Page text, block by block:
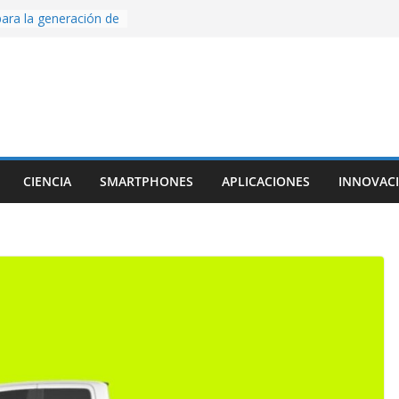
la generación de
con Inteligencia
una app
una
CIENCIA SMARTPHONES APLICACIONES